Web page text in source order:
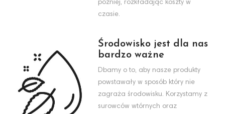
później, rozkładając koszty w
czasie.
Środowisko jest dla nas
bardzo ważne
Dbamy o to, aby nasze produkty
powstawały w sposób który nie
zagraża środowisku. Korzystamy z
surowców wtórnych oraz